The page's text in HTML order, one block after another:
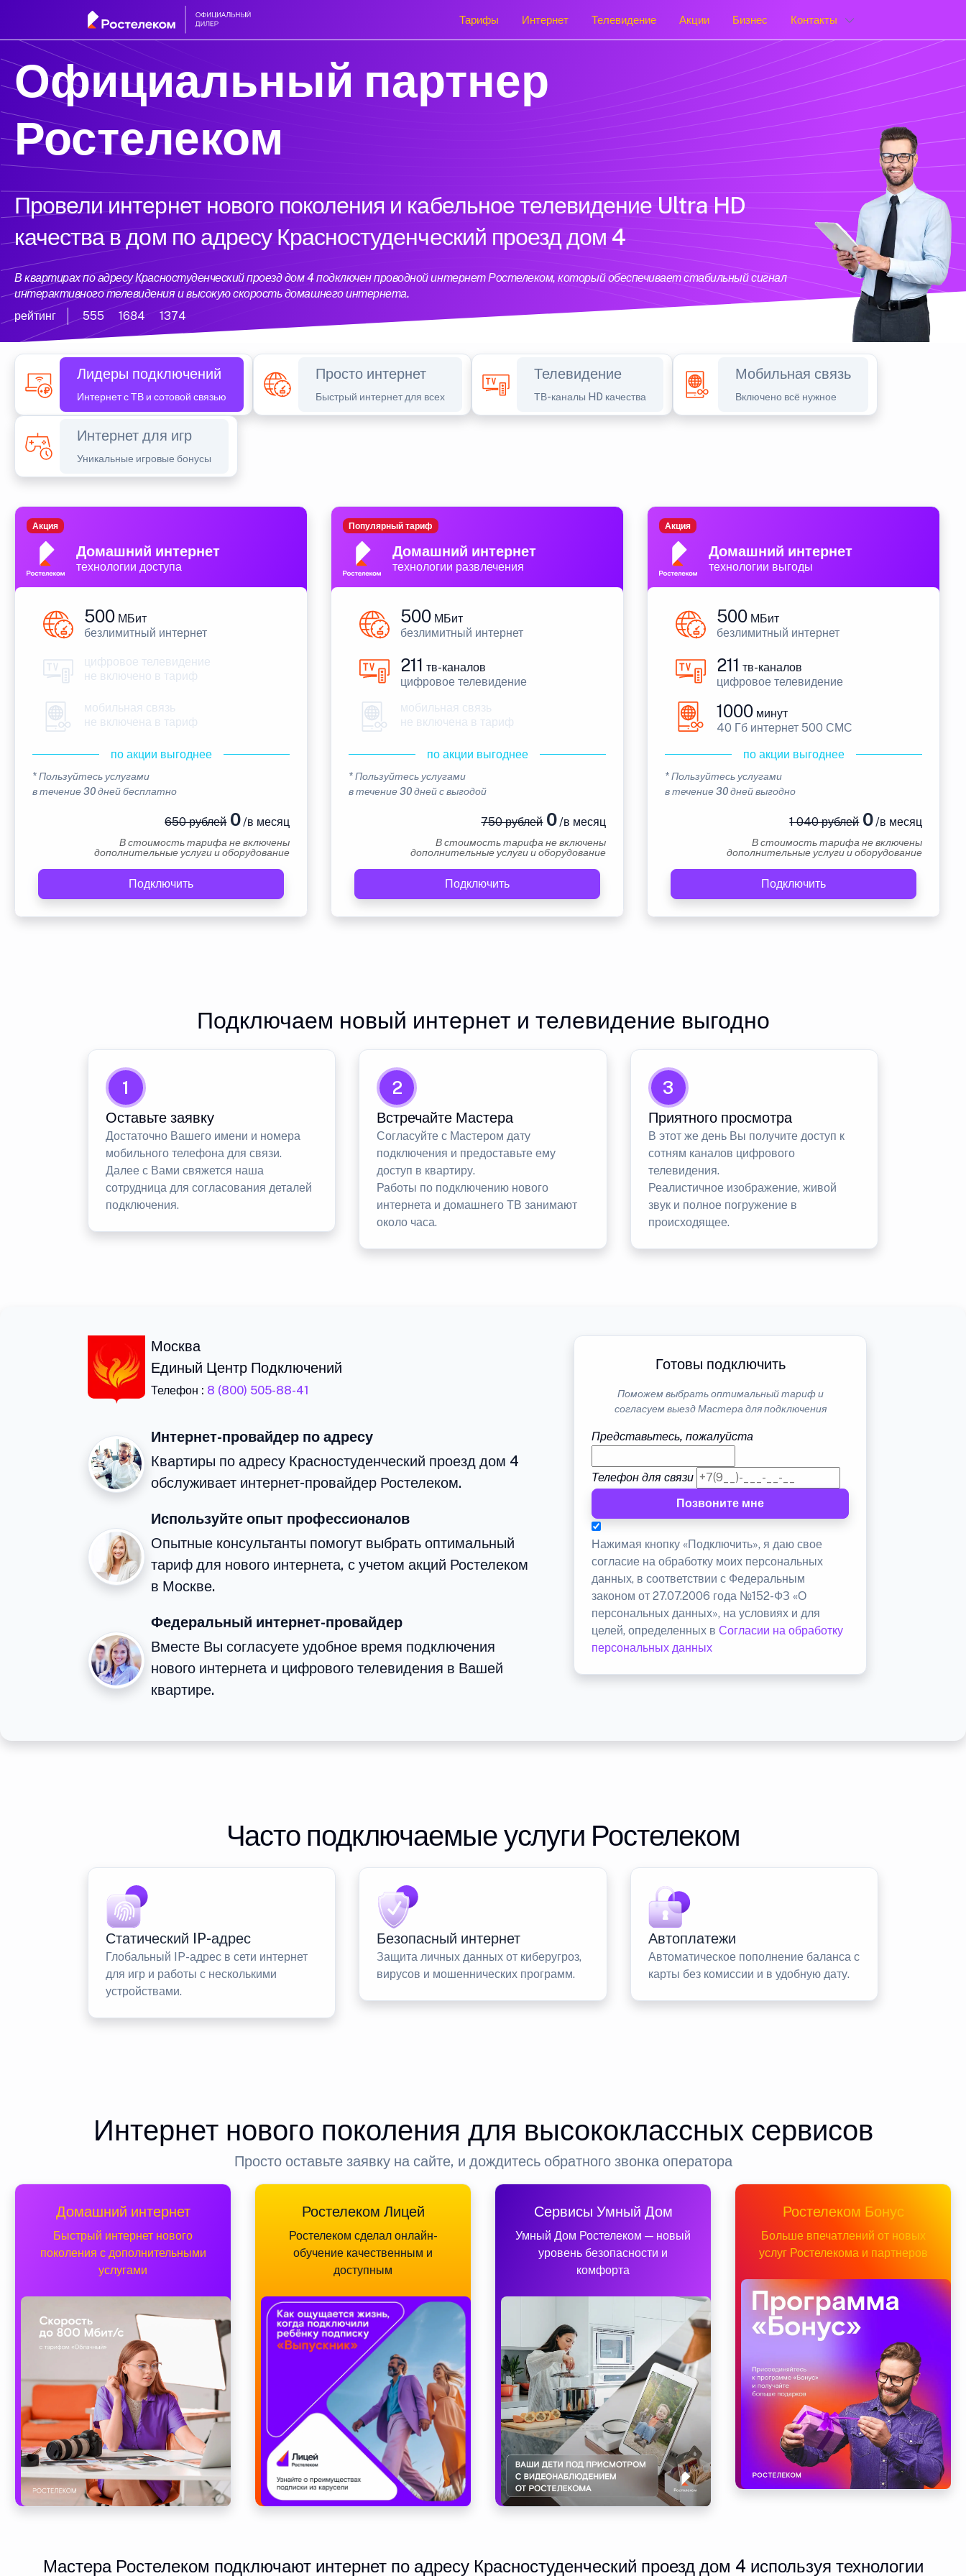
Тарифы Интернет Телевидение Акции Бизнес Контакты
Официальный партнер
Ростелеком
Провели интернет нового поколения и кабельное телевидение Ultra HD
качества в дом по адресу Красностуденческий проезд дом 4
В квартирах по адресу Красностуденческий проезд дом 4 подключен проводной интернет Ростелеком, который обеспечивает стабильный сигнал
интерактивного телевидения и высокую скорость домашнего интернета.
рейтинг
555 1684 1374
Лидеры подключений
Интернет с ТВ и сотовой связью
Просто интернет
Быстрый интернет для всех
Телевидение
ТВ-каналы HD качества
Мобильная связь
Включено всё нужное
Интернет для игр
Уникальные игровые бонусы
Домашний интернет
технологии доступа
Акция
500 МБит
безлимитный интернет
цифровое телевидение
не включено в тариф
мобильная связь
не включена в тариф
по акции выгоднее
* Пользуйтесь услугами
в течение 30 дней бесплатно
650 рублей0/в месяц
В стоимость тарифа не включены
дополнительные услуги и оборудование
Подключить
Домашний интернет
технологии развлечения
Популярный тариф
500 МБит
безлимитный интернет
211 тв-каналов
цифровое телевидение
мобильная связь
не включена в тариф
по акции выгоднее
* Пользуйтесь услугами
в течение 30 дней с выгодой
750 рублей0/в месяц
В стоимость тарифа не включены
дополнительные услуги и оборудование
Подключить
Домашний интернет
технологии выгоды
Акция
500 МБит
безлимитный интернет
211 тв-каналов
цифровое телевидение
1000 минут
40 Гб интернет 500 СМС
по акции выгоднее
* Пользуйтесь услугами
в течение 30 дней выгодно
1 040 рублей0/в месяц
В стоимость тарифа не включены
дополнительные услуги и оборудование
Подключить
Подключаем новый интернет и телевидение выгодно
1
Оставьте заявку
Достаточно Вашего имени и номера
мобильного телефона для связи.
Далее с Вами свяжется наша
сотрудница для согласования деталей
подключения.
2
Встречайте Мастера
Согласуйте с Мастером дату
подключения и предоставьте ему
доступ в квартиру.
Работы по подключению нового
интернета и домашнего ТВ занимают
около часа.
3
Приятного просмотра
В этот же день Вы получите доступ к
сотням каналов цифрового
телевидения.
Реалистичное изображение, живой
звук и полное погружение в
происходящее.
Москва
Единый Центр Подключений
Телефон : 8 (800) 505-88-41
Интернет-провайдер по адресу
Квартиры по адресу Красностуденческий проезд дом 4
обслуживает интернет-провайдер Ростелеком.
Используйте опыт профессионалов
Опытные консультанты помогут выбрать оптимальный
тариф для нового интернета, с учетом акций Ростелеком
в Москве.
Федеральный интернет-провайдер
Вместе Вы согласуете удобное время подключения
нового интернета и цифрового телевидения в Вашей
квартире.
Готовы подключить
Поможем выбрать оптимальный тариф и
согласуем выезд Мастера для подключения
Представьтесь, пожалуйста
Телефон для связи
Позвоните мне
Нажимая кнопку «Подключить», я даю свое
согласие на обработку моих персональных
данных, в соответствии с Федеральным
законом от 27.07.2006 года №152-ФЗ «О
персональных данных», на условиях и для
целей, определенных вСогласии на обработку
персональных данных
Часто подключаемые услуги Ростелеком
Статический IP-адрес
Глобальный IP-адрес в сети интернет
для игр и работы с несколькими
устройствами.
Безопасный интернет
Защита личных данных от киберугроз,
вирусов и мошеннических программ.
Автоплатежи
Автоматическое пополнение баланса с
карты без комиссии и в удобную дату.
Интернет нового поколения для высококлассных сервисов
Просто оставьте заявку на сайте, и дождитесь обратного звонка оператора
Домашний интернет
Быстрый интернет нового
поколения с дополнительными
услугами
Ростелеком Лицей
Ростелеком сделал онлайн-
обучение качественным и
доступным
Сервисы Умный Дом
Умный Дом Ростелеком — новый
уровень безопасности и
комфорта
Ростелеком Бонус
Больше впечатлений от новых
услуг Ростелекома и партнеров
Мастера Ростелеком подключают интернет по адресу Красностуденческий проезд дом 4 используя технологии